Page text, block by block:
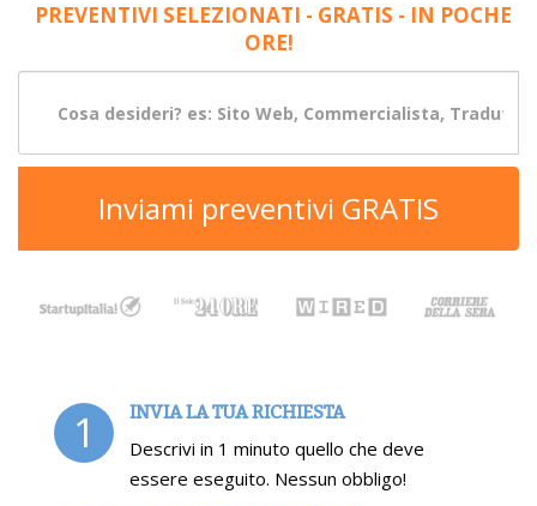
PREVENTIVI SELEZIONATI - GRATIS - IN POCHE
ORE!
Inviami preventivi GRATIS
1 INVIA LA TUA RICHIESTA
Descrivi in 1 minuto quello che deve
essere eseguito. Nessun obbligo!